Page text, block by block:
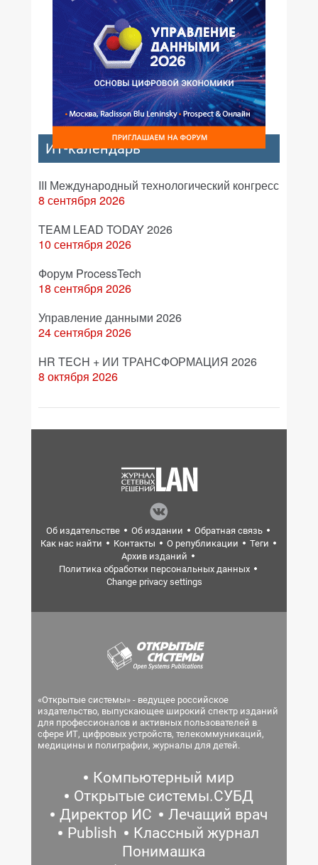
ИТ-календарь
III Международный технологический конгресс
8 сентября 2026
TEAM LEAD TODAY 2026
10 сентября 2026
Форум ProcessTech
18 сентября 2026
Управление данными 2026
24 сентября 2026
HR TECH + ИИ ТРАНСФОРМАЦИЯ 2026
8 октября 2026
Об издательстве Об издании
Обратная связь
Как нас найти
Контакты О републикации
Теги
Архив изданий
Политика обработки персональных данных
Change privacy settings
«Открытые системы» - ведущее российское
издательство, выпускающее широкий спектр изданий
для профессионалов и активных пользователей в
сфере ИТ, цифровых устройств, телекоммуникаций,
медицины и полиграфии, журналы для детей.
Компьютерный мир
Открытые системы.СУБД
Директор ИС
Лечащий врач
Publish
Классный журнал
Понимашка